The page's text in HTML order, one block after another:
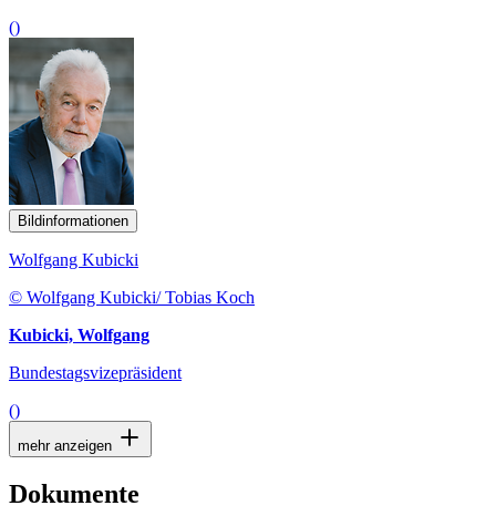
()
Bildinformationen
Wolfgang Kubicki
© Wolfgang Kubicki/ Tobias Koch
Kubicki, Wolfgang
Bundestagsvizepräsident
()
mehr anzeigen
Dokumente